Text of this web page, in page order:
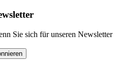
Sie sich für unseren Newsletter